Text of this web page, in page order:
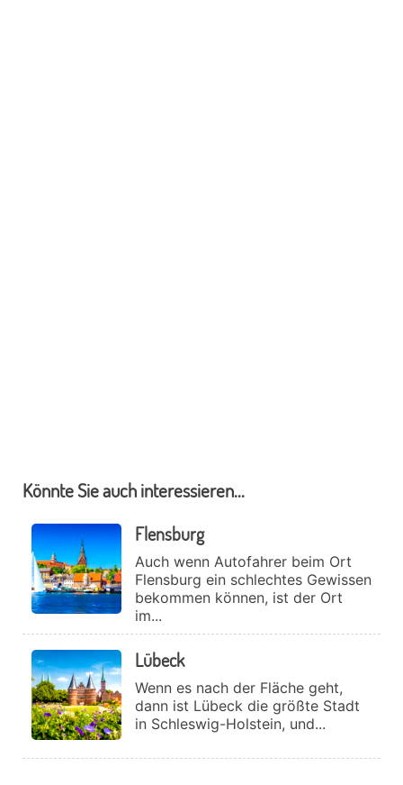
Könnte Sie auch interessieren...
Flensburg
Auch wenn Autofahrer beim Ort
Flensburg ein schlechtes Gewissen
bekommen können, ist der Ort
im...
Lübeck
Wenn es nach der Fläche geht,
dann ist Lübeck die größte Stadt
in Schleswig-Holstein, und...